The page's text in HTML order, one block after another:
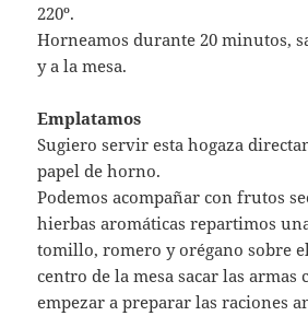
220º.
Horneamos durante 20 minutos,
y a la mesa.
Emplatamos
Sugiero servir esta hogaza
papel de horno.
Podemos acompañar con frutos
hierbas aromáticas repartimos
tomillo, romero y orégano sobre
centro de la mesa sacar las armas
empezar a preparar las raciones